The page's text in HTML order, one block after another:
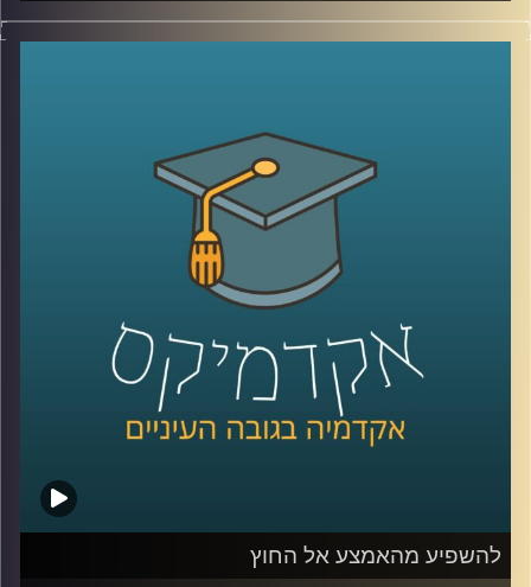
כולם רוצים אהבה כמו בסרטים, כזאת שממבט ראשון יודעים
בה ש"זה-זה". אבל מהי בעצם אותה אהבה הוליוודית ומה הבעיה
האזינו לשיחה שקיימתי עם ד"ר שירי רזניק, פסיכולוגית חברתית
וחוקרת תקשורת, מרצת הקורס "ייצוגים של אהבה וזוגיות
בתרבות הפופולארית".
לשיחה עם ד"ר שירי רזניק על איך ילדות תופסות סיפורי אהבה
לשיחה עם ד"ר רזניק עם הקשר בין אהבה לצרכנות –
להשפיע מהאמצע אל החוץ